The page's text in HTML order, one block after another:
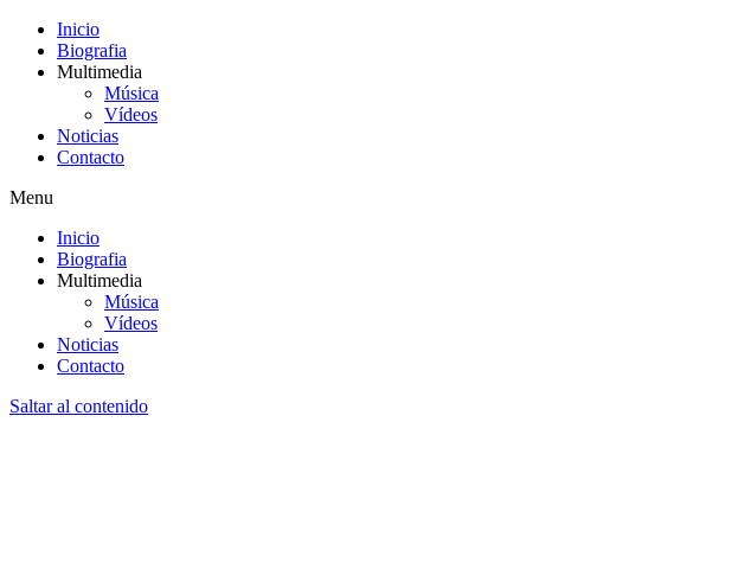
Inicio
Biografia
Multimedia
Música
Vídeos
Noticias
Contacto
Menu
Inicio
Biografia
Multimedia
Música
Vídeos
Noticias
Contacto
Saltar al contenido